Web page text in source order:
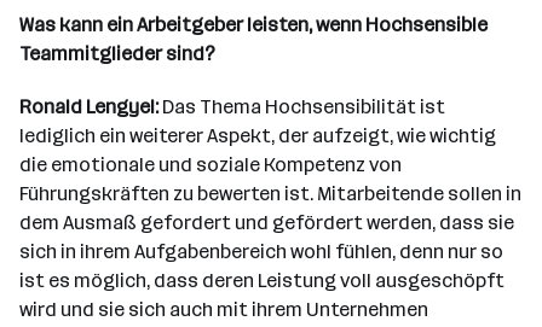
Was kann ein Arbeitgeber leisten, wenn Hochsensible
Teammitglieder sind?
Ronald Lengyel:Das Thema Hochsensibilität ist
lediglich ein weiterer Aspekt, der aufzeigt, wie wichtig
die emotionale und soziale Kompetenz von
Führungskräften zu bewerten ist. Mitarbeitende sollen in
dem Ausmaß gefordert und gefördert werden, dass sie
sich in ihrem Aufgabenbereich wohl fühlen, denn nur so
ist es möglich, dass deren Leistung voll ausgeschöpft
wird und sie sich auch mit ihrem Unternehmen